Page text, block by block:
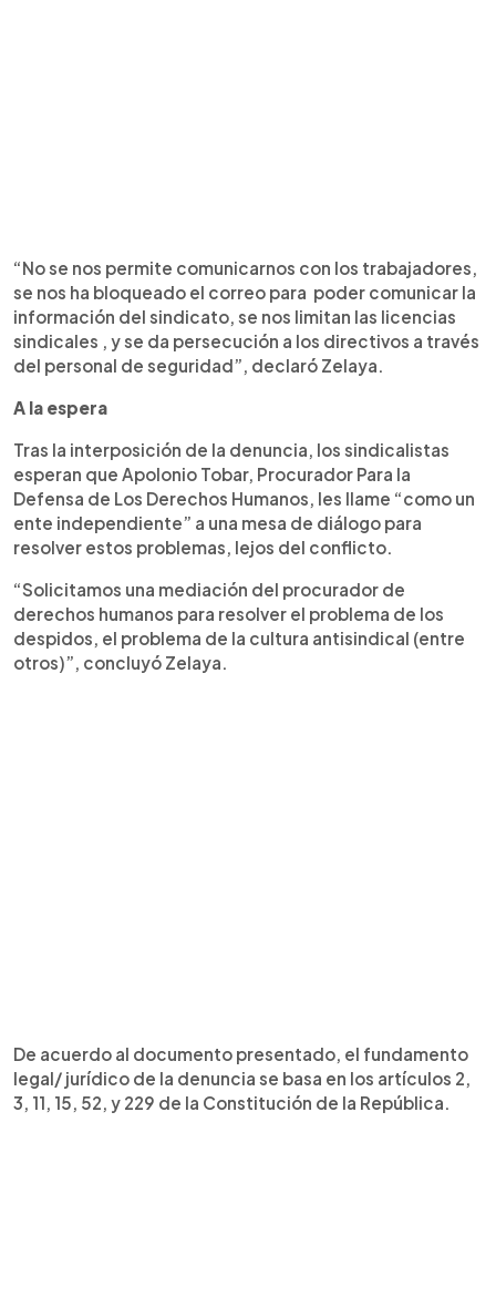
“No se nos permite comunicarnos con los trabajadores,
se nos ha bloqueado el correo para poder comunicar la
información del sindicato, se nos limitan las licencias
sindicales , y se da persecución a los directivos a través
del personal de seguridad”, declaró Zelaya.
A la espera
Tras la interposición de la denuncia, los sindicalistas
esperan que Apolonio Tobar, Procurador Para la
Defensa de Los Derechos Humanos, les llame “como un
ente independiente” a una mesa de diálogo para
resolver estos problemas, lejos del conflicto.
“Solicitamos una mediación del procurador de
derechos humanos para resolver el problema de los
despidos, el problema de la cultura antisindical (entre
otros)”, concluyó Zelaya.
De acuerdo al documento presentado, el fundamento
legal/ jurídico de la denuncia se basa en los artículos 2,
3, 11, 15, 52, y 229 de la Constitución de la República.